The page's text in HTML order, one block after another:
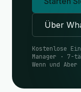
Über
Kostenlose
Manager · 7-
Wenn und Aber